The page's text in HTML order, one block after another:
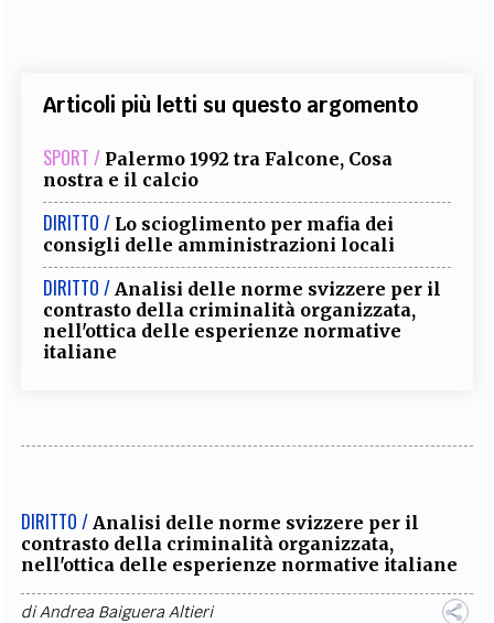
Articoli più letti su questo argomento
SPORT / Palermo 1992 tra Falcone, Cosa
nostra e il calcio
DIRITTO / Lo scioglimento per mafia dei
consigli delle amministrazioni locali
DIRITTO / Analisi delle norme svizzere per il
contrasto della criminalità organizzata,
nell'ottica delle esperienze normative
italiane
DIRITTO / Analisi delle norme svizzere per il
contrasto della criminalità organizzata,
nell'ottica delle esperienze normative italiane
diAndrea Baiguera Altieri